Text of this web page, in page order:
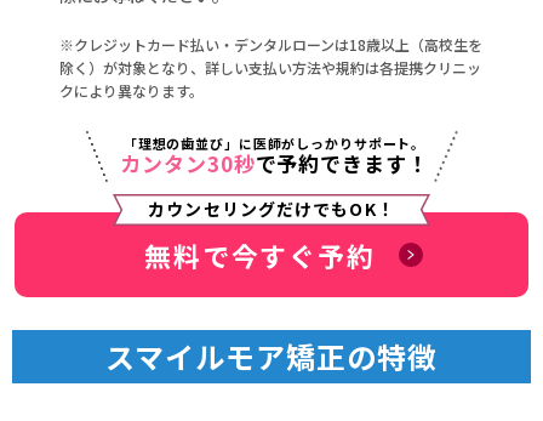
※クレジットカード払い・デンタルローンは18歳以上（高校生を
除く）が対象となり、詳しい支払い方法や規約は各提携クリニッ
クにより異なります。
「理想の歯並び」に医師がしっかりサポート。
カンタン30秒で予約できます！
カウンセリングだけでもOK！
無料で今すぐ予約
スマイルモア矯正の特徴